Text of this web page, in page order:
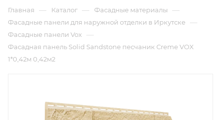
Главная — Каталог — Фасадные материалы —
Фасадные панели для наружной отделки в Иркутске —
Фасадные панели Vox —
Фасадная панель Solid Sandstone песчаник Creme VOX
1*0,42м 0,42м2